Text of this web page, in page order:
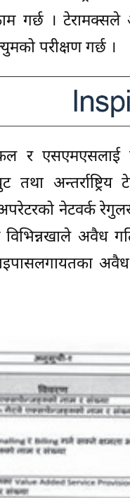
। टेरामक्सले
परीक्षण गर्छ ।
र एसएमएसलाई
तथा
नेटवर्क
अवैध
अवैध